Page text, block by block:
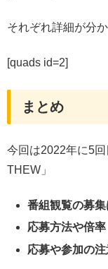
それぞれ詳細が分
[quads id=2]
まとめ
今回は2022年に5
THEW」
番組観覧の募
応募方法や倍率
応募や参加の注